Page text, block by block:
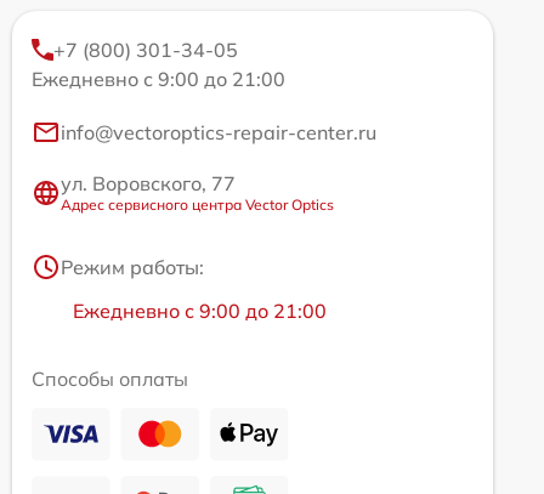
+7 (800) 301-34-05
Ежедневно с 9:00 до 21:00
info@vectoroptics-repair-center.ru
ул. Воровского, 77
Адрес сервисного центра Vector Optics
Режим работы:
Ежедневно с 9:00 до 21:00
Способы оплаты